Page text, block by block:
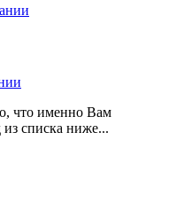
что именно Вам
из списка ниже...